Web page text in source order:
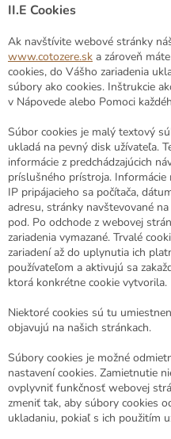
II.E Cookies
Ak navštívite webové stránky
www.cotozere.sk a zároveň
cookies, do Vášho zariadenia
súbory ako cookies. Inštrukcie
v Nápovede alebo Pomoci
Súbor cookies je malý textový
ukladá na pevný disk užívateľa.
informácie z predchádzajúcich
príslušného prístroja.
IP pripájacieho sa počítača,
adresu, stránky navštevované
pod. Po odchode z webovej
zariadenia vymazané. Trvalé
zariadení až do uplynutia ich
používateľom a aktivujú sa
ktorá konkrétne cookie vytvorila.
Niektoré cookies sú tu
objavujú na našich stránkach.
Súbory cookies je možné
nastavení cookies. Zamietnutie
ovplyvniť funkčnosť webovej
zmeniť tak, aby súbory cookies
ukladaniu, pokiaľ s ich použitím